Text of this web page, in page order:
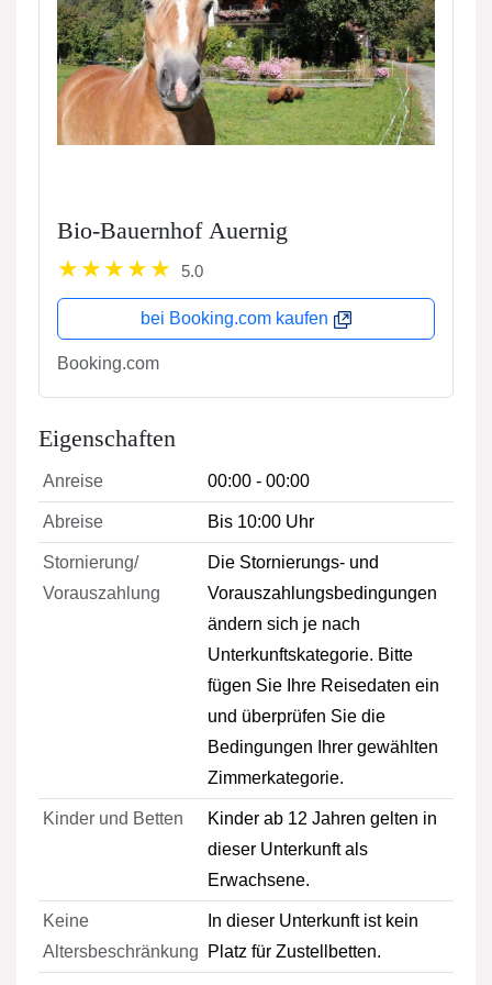
Bio-Bauernhof Auernig
5.0
bei Booking.com kaufen
Booking.com
Eigenschaften
Anreise 00:00 - 00:00
Abreise Bis 10:00 Uhr
Stornierung/
Vorauszahlung
Die Stornierungs- und
Vorauszahlungsbedingungen
ändern sich je nach
Unterkunftskategorie. Bitte
fügen Sie Ihre Reisedaten ein
und überprüfen Sie die
Bedingungen Ihrer gewählten
Zimmerkategorie.
Kinder und Betten
Kinder ab 12 Jahren gelten in
dieser Unterkunft als
Erwachsene.
Keine
Altersbeschränkung
In dieser Unterkunft ist kein
Platz für Zustellbetten.